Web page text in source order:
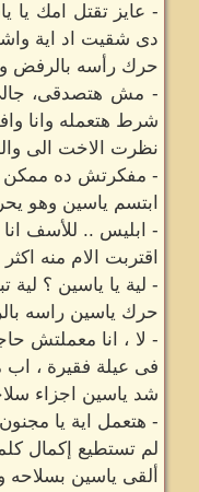
- عايز تقتل امك
دى شقيت اد اية
حرك رأسه بالرفض
- مش هتصدقى،
شرط هتعمله وانا
نظرت الاخت الى
- مفكرتش ده ممكن
ابتسم ياسين وهو
- ابليس .. للأسف
اقتربت الام منه
- لية يا ياسين ؟
حرك ياسين راسه
- لا ، انا معملتش
فى عيلة فقيرة ،
شد ياسين اجزاء
- هتعمل اية يا
لم تستطيع إكمال
ألقى ياسين